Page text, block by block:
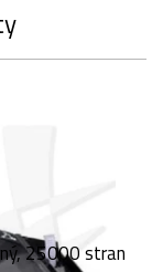
25000 stran